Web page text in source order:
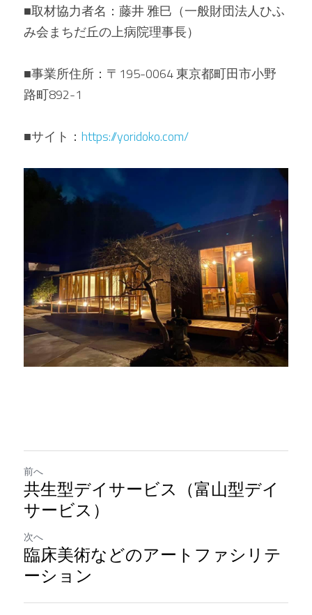
■取材協力者名：藤井 雅巳（一般財団法人ひふ
み会まちだ丘の上病院理事長）
■事業所住所：〒195-0064 東京都町田市小野
路町892-1
■サイト： https://yoridoko.com/
前へ
共生型デイサービス（富山型デイ
サービス）
次へ
臨床美術などのアートファシリテ
ーション